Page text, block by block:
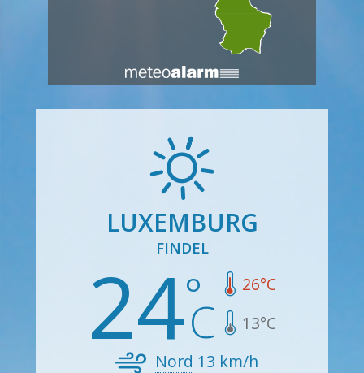
LUXEMBURG
FINDEL
24 26°C
13°C
Nord 13 km/h